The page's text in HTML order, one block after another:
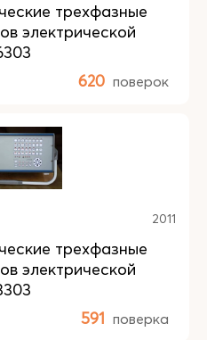
трехфазные
электрической
620 поверок
2011
трехфазные
электрической
591 поверка